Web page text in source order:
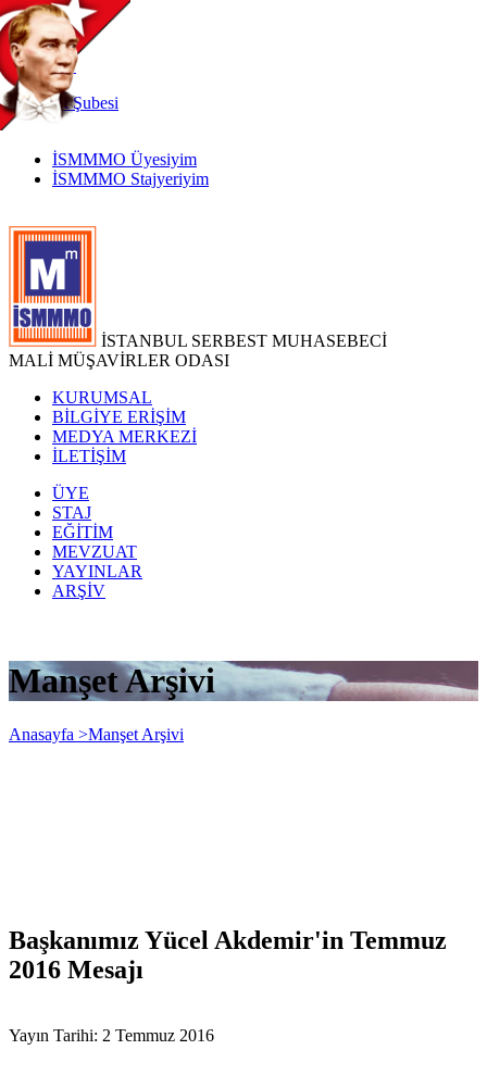
TR
|
EN
İnternetŞubesi
İSMMMO Üyesiyim
İSMMMO Stajyeriyim
İSTANBUL SERBEST MUHASEBECİ
MALİ MÜŞAVİRLER ODASI
KURUMSAL
BİLGİYE ERİŞİM
MEDYA MERKEZİ
İLETİŞİM
ÜYE
STAJ
EĞİTİM
MEVZUAT
YAYINLAR
ARŞİV
Manşet Arşivi
Anasayfa >Manşet Arşivi
Başkanımız Yücel Akdemir'in Temmuz
2016 Mesajı
Yayın Tarihi: 2 Temmuz 2016